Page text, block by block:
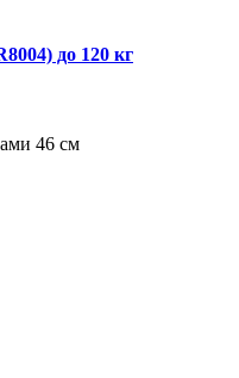
до 120 кг
46 см